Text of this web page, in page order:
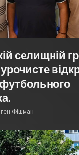
селищній
Фішман